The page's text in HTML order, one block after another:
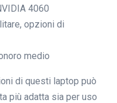
4060
opzioni di
medio
di questi laptop può
più adatta sia per uso